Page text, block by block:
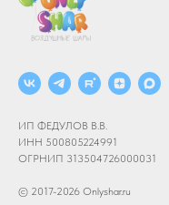
ИП ФЕДУЛОВ В.В.
ИНН 500805224991
ОГРНИП 313504726000031
© 2017-2026 Onlyshar.ru